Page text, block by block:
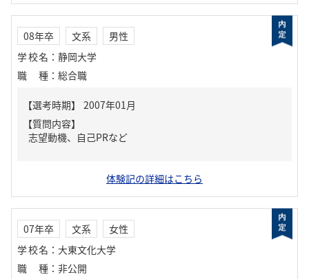
08年卒 文系
男性
学校名 ： 静岡大学
職種 ： 総合職
【質問内容】
志望動機、自己PRなど
体験記の詳細はこちら
07年卒 文系
女性
学校名 ： 大東文化大学
職種 ： 非公開